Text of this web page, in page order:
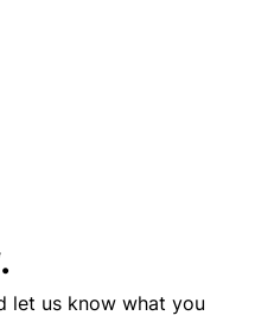
let us know what you